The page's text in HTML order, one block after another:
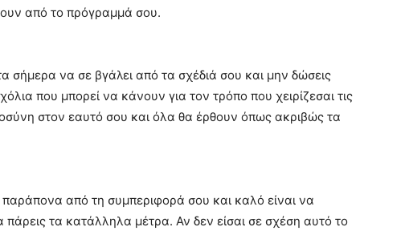
από το πρόγραμμά σου.
σήμερα να σε βγάλει από τα σχέδιά σου και μην δώσεις
που μπορεί να κάνουν για τον τρόπο που χειρίζεσαι τις
στον εαυτό σου και όλα θα έρθουν όπως ακριβώς τα
από τη συμπεριφορά σου και καλό είναι να
πάρεις τα κατάλληλα μέτρα. Αν δεν είσαι σε σχέση αυτό το